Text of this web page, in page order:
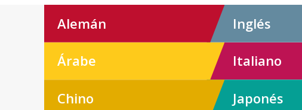
Alemán Inglés
Árabe Italiano
Chino Japonés